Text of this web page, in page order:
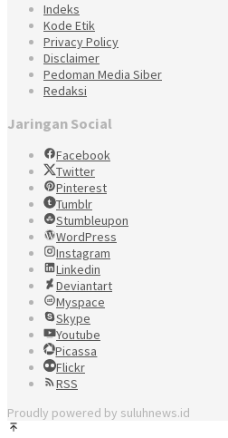
Indeks
Kode Etik
Privacy Policy
Disclaimer
Pedoman Media Siber
Redaksi
Jaringan Social
Facebook
Twitter
Pinterest
Tumblr
Stumbleupon
WordPress
Instagram
Linkedin
Deviantart
Myspace
Skype
Youtube
Picassa
Flickr
RSS
Proudly powered by suluhnews.id